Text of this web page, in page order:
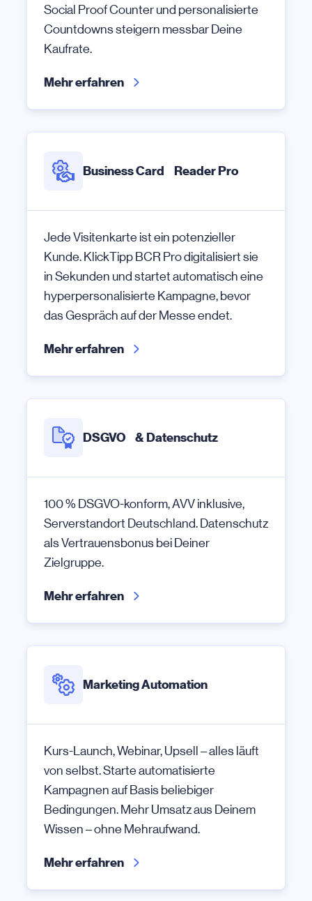
Social Proof Counter und personalisierte
Countdowns steigern messbar Deine
Kaufrate.
Mehr erfahren
Business Card Reader Pro
Jede Visitenkarte ist ein potenzieller
Kunde. KlickTipp BCR Pro digitalisiert sie
in Sekunden und startet automatisch eine
hyperpersonalisierte Kampagne, bevor
das Gespräch auf der Messe endet.
Mehr erfahren
DSGVO & Datenschutz
100 % DSGVO-konform, AVV inklusive,
Serverstandort Deutschland. Datenschutz
als Vertrauensbonus bei Deiner
Zielgruppe.
Mehr erfahren
Marketing Automation
Kurs-Launch, Webinar, Upsell – alles läuft
von selbst. Starte automatisierte
Kampagnen auf Basis beliebiger
Bedingungen. Mehr Umsatz aus Deinem
Wissen – ohne Mehraufwand.
Mehr erfahren